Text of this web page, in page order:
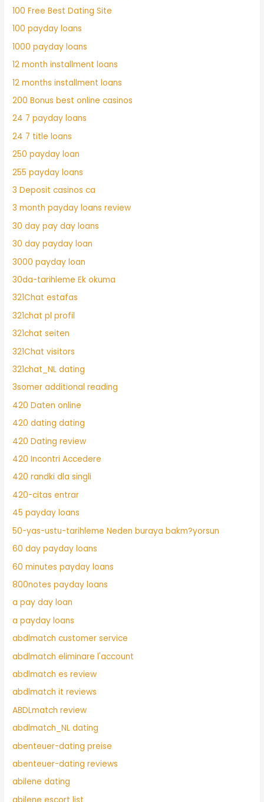
100 Free Best Dating Site
100 payday loans
1000 payday loans
12 month installment loans
12 months installment loans
200 Bonus best online casinos
24 7 payday loans
24 7 title loans
250 payday loan
255 payday loans
3 Deposit casinos ca
3 month payday loans review
30 day pay day loans
30 day payday loan
3000 payday loan
30da-tarihleme Ek okuma
321Chat estafas
321chat pl profil
321chat seiten
321Chat visitors
321chat_NL dating
3somer additional reading
420 Daten online
420 dating dating
420 Dating review
420 Incontri Accedere
420 randki dla singli
420-citas entrar
45 payday loans
50-yas-ustu-tarihleme Neden buraya bakm?yorsun
60 day payday loans
60 minutes payday loans
800notes payday loans
a pay day loan
a payday loans
abdlmatch customer service
abdlmatch eliminare l'account
abdlmatch es review
abdlmatch it reviews
ABDLmatch review
abdlmatch_NL dating
abenteuer-dating preise
abenteuer-dating reviews
abilene dating